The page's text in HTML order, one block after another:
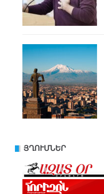
ՅՂՈՒՄՆԵՐ